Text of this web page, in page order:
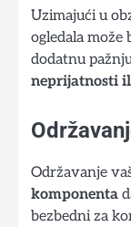
Uzimajući u
ogledala
dodatnu
neprijatnosti
Održavanje
komponenta
bezbedni za